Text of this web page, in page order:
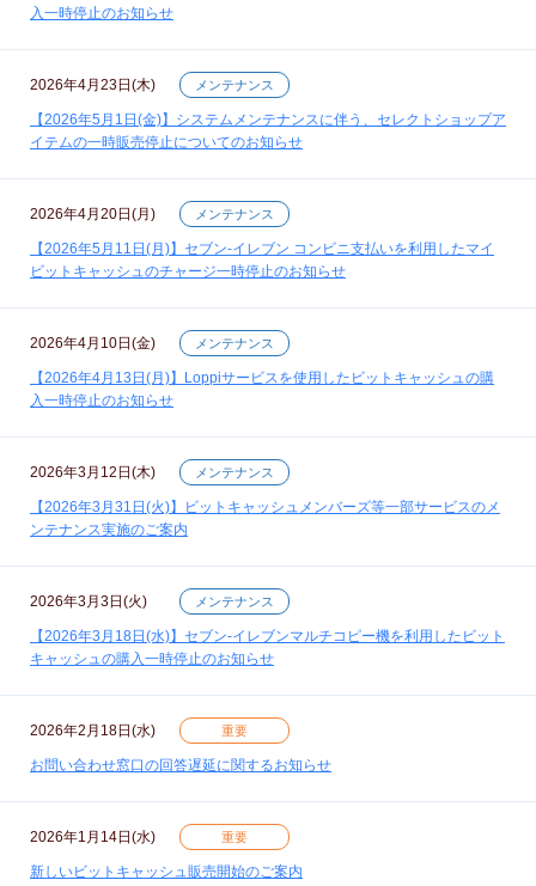
入一時停止のお知らせ
2026年4月23日(木) メンテナンス
【2026年5月1日(金)】システムメンテナンスに伴う、セレクトショップア
イテムの一時販売停止についてのお知らせ
2026年4月20日(月) メンテナンス
【2026年5月11日(月)】セブン‐イレブン コンビニ支払いを利用したマイ
ビットキャッシュのチャージ一時停止のお知らせ
2026年4月10日(金) メンテナンス
【2026年4月13日(月)】Loppiサービスを使用したビットキャッシュの購
入一時停止のお知らせ
2026年3月12日(木) メンテナンス
【2026年3月31日(火)】ビットキャッシュメンバーズ等一部サービスのメ
ンテナンス実施のご案内
2026年3月3日(火) メンテナンス
【2026年3月18日(水)】セブン‐イレブンマルチコピー機を利用したビット
キャッシュの購入一時停止のお知らせ
2026年2月18日(水) 重要
お問い合わせ窓口の回答遅延に関するお知らせ
2026年1月14日(水) 重要
新しいビットキャッシュ販売開始のご案内